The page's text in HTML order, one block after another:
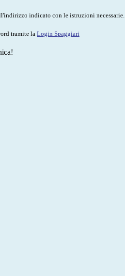
indicato con le istruzioni necessarie.
tramite la Login Spaggiari